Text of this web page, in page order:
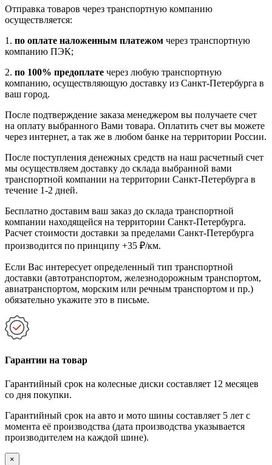
Отправка товаров через транспортную компанию
осуществляется:
1. по оплате наложенным платежом через транспортную
компанию ПЭК;
2. по 100% предоплате через любую транспортную
компанию, осуществляющую доставку из Санкт-Петербурга в
ваш город.
После подтверждение заказа менеджером вы получаете счет
на оплату выбранного Вами товара. Оплатить счет вы можете
через интернет, а так же в любом банке на территории России.
После поступления денежных средств на наш расчетный счет
мы осуществляем доставку до склада выбранной вами
транспортной компании на территории Санкт-Петербурга в
течение 1-2 дней.
Бесплатно доставим ваш заказ до склада транспортной
компании находящейся на территории Санкт-Петербурга.
Расчет стоимости доставки за пределами Санкт-Петербурга
производится по принципу +35 ₽/км.
Если Вас интересует определенный тип транспортной
доставки (автотранспортом, железнодорожным транспортом,
авиатранспортом, морским или речным транспортом и пр.)
обязательно укажите это в письме.
Гарантии на товар
Гарантийный срок на колесные диски составляет 12 месяцев
со дня покупки.
Гарантийный срок на авто и мото шины составляет 5 лет с
момента её производства (дата производства указывается
производителем на каждой шине).
×